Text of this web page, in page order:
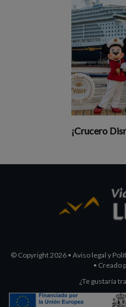
¡Crucero
© Copyright 2026 • Aviso legal y
• Creado
¿Te gustaría